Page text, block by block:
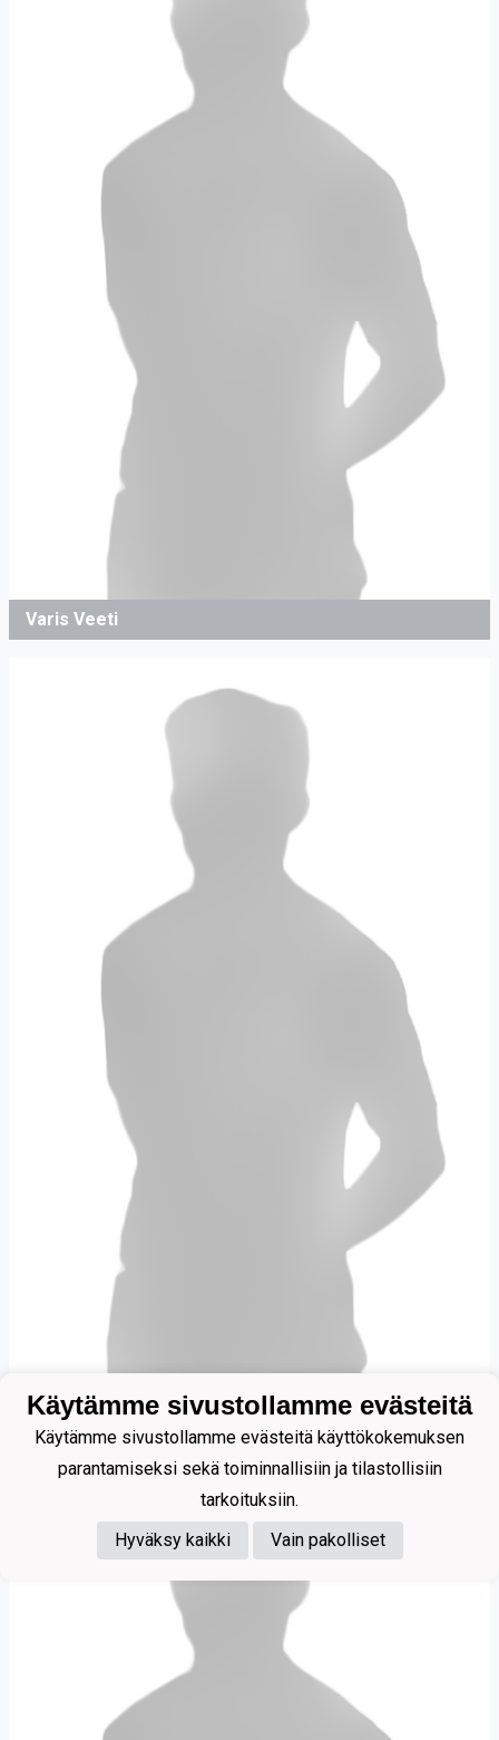
Varis Veeti
Väyrynen Alex
Käytämme sivustollamme evästeitä
Käytämme sivustollamme evästeitä käyttökokemuksen
parantamiseksi sekä toiminnallisiin ja tilastollisiin
tarkoituksiin.
Hyväksy kaikki
Vain pakolliset